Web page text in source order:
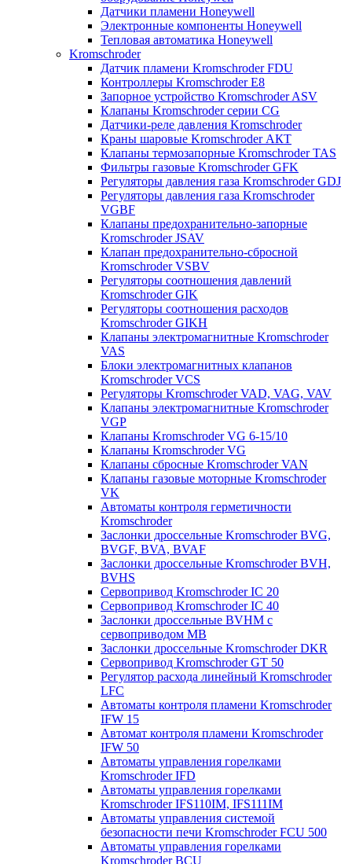
Датчики пламени Honeywell
Электронные компоненты Honeywell
Тепловая автоматика Honeywell
Kromschroder
Датчик пламени Kromschroder FDU
Контроллеры Kromschroder E8
Запорное устройство Kromschroder ASV
Клапаны Kromschroder серии CG
Датчики-реле давления Kromschroder
Краны шаровые Kromschroder АКТ
Клапаны термозапорные Kromschroder TAS
Фильтры газовые Kromschroder GFK
Регуляторы давления газа Kromschroder GDJ
Регуляторы давления газа Kromschroder
VGBF
Клапаны предохранительно-запорные
Kromschroder JSAV
Клапан предохранительно-сбросной
Kromschroder VSBV
Регуляторы соотношения давлений
Kromschroder GIK
Регуляторы соотношения расходов
Kromschroder GIKH
Клапаны электромагнитные Kromschroder
VAS
Блоки электромагнитных клапанов
Kromschroder VCS
Регуляторы Kromschroder VAD, VAG, VAV
Клапаны электромагнитные Kromschroder
VGP
Клапаны Kromschroder VG 6-15/10
Клапаны Kromschroder VG
Клапаны сбросные Kromschroder VAN
Клапаны газовые моторные Kromschroder
VK
Автоматы контроля герметичности
Kromschroder
Заслонки дроссельные Kromschroder BVG,
BVGF, BVA, BVAF
Заслонки дроссельные Kromschroder BVH,
BVHS
Сервопривод Kromschroder IC 20
Сервопривод Kromschroder IC 40
Заслонки дроссельные BVHM с
сервоприводом МВ
Заслонки дроссельные Kromschroder DKR
Cервопривод Kromschroder GT 50
Регулятор расхода линейный Kromschroder
LFC
Автоматы контроля пламени Kromschroder
IFW 15
Автомат контроля пламени Kromschroder
IFW 50
Автоматы управления горелками
Kromschroder IFD
Автоматы управления горелками
Kromschroder IFS110IM, IFS111IM
Автоматы управления системой
безопасности печи Kromschroder FCU 500
Автоматы управления горелками
Kromschroder BCU